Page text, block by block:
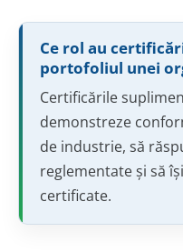
Ce rol au
portofoliul unei
Certificările
demonstreze
de industrie, să
reglementate și să
certificate.